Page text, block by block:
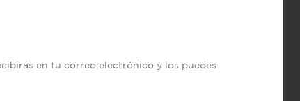
en tu correo electrónico y los puedes